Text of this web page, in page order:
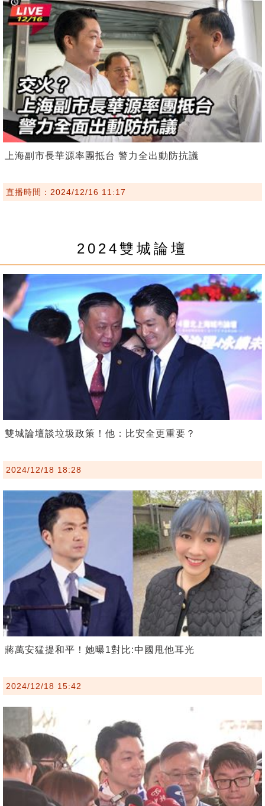
上海副市長華源率團抵台 警力全出動防抗議
直播時間：2024/12/16 11:17
2024雙城論壇
雙城論壇談垃圾政策！他：比安全更重要？
2024/12/18 18:28
蔣萬安猛提和平！她曝1對比:中國甩他耳光
2024/12/18 15:42